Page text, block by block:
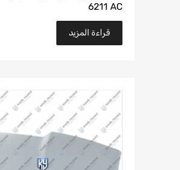
6211 AC
قراءة المزيد